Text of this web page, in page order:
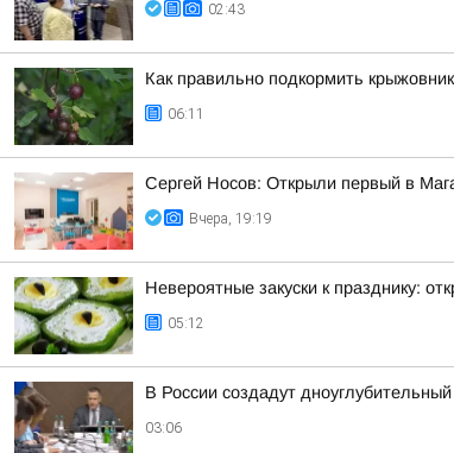
02:43
Как правильно подкормить
06:11
Сергей Носов: Открыли первый в
Вчера, 19:19
Невероятные закуски к празднику:
05:12
В России создадут
03:06